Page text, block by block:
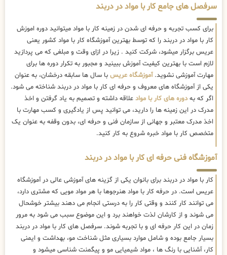
سرفصل های جامع کار با مواد در دربند
برای کسب تجربه و حرفه ای شدن در زمینه کار با مواد میتوانید دوره اموزش
کار با مواد در دربند را که توسط بهترینآموزشگاه کار با مواد کشور یعنی
عریس برگزار میشود، شرکت کنید . زیرا در ازای وقت و مبلغی که می پردازید
لازم است با بهترین کیفیت آموزش ببینید و مجبور به تکرار دوره ها برای
مهارت آموزشی نشوید.آموزشگاه عریس با سال ها سابقه درخشان، به عنوان
یکی از آموزشگاه های معروف و حرفه ای کار با مواد در دربند شناخته می شود.
اگر که بهدوره های کار با مواد علاقه داشته و تصمیم به یاد گرفتن و اخذ
مدرک در این زمینه ها را دارید، می توانید پس از یادگیری و کسب مهارت با
اخذ مدرک معتبر و جهانی از سازمان فنی و حرفه ای، بدون وقفه به عنوان یک
متخصص کار با مواد خبره شروع به کار کنید.
آموزشگاه فنی حرفه ای کار با مواد در دربند
کار با مواد در دربند برای بانوان یکی از گزینه های آموزشی عالی در آموزشگاه
عریس است. در حرفه کار با مواد هنرجوها با هر مواد مویی که مشتری دارد،
می توانند کار کنند و وقتی کار را به درستی انجام می دهند بیشتر خوشحال
می شوند و از کارشان لذت خواهند برد و این موضوع سبب می شود به مرور
زمان در این کار حرفه ای و با تجربه شوند. سرفصل های کار با مواد در دربند
بسیار جامع بوده و شامل موارد بسیاری مثل شناخت مو، بهداشت و ایمنی
کار، آشنایی با رنگ ها ، مواد شیمیایی مو و پیگمنت شناسی میشود و